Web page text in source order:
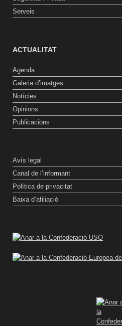
Serveis
ACTUALITAT
Agenda
Galeria d’imatges
Notícies
Opinions
Publicacions
Avís legal
Canal de l’informant
Política de privacitat
Baixa d’afiliació